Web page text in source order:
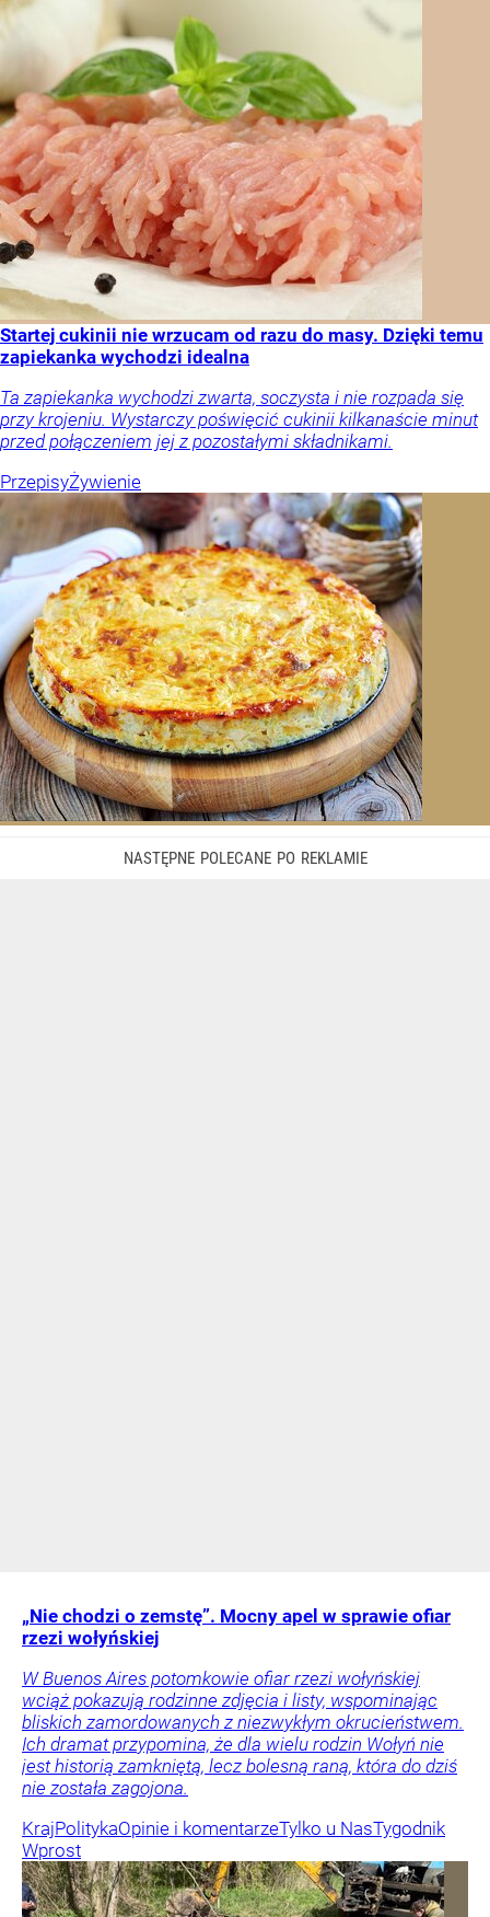
Startej cukinii nie wrzucam od razu do masy. Dzięki temu
zapiekanka wychodzi idealna
Ta zapiekanka wychodzi zwarta, soczysta i nie rozpada się
przy krojeniu. Wystarczy poświęcić cukinii kilkanaście minut
przed połączeniem jej z pozostałymi składnikami.
PrzepisyŻywienie
„Nie chodzi o zemstę”. Mocny apel w sprawie ofiar
rzezi wołyńskiej
W Buenos Aires potomkowie ofiar rzezi wołyńskiej
wciąż pokazują rodzinne zdjęcia i listy, wspominając
bliskich zamordowanych z niezwykłym okrucieństwem.
Ich dramat przypomina, że dla wielu rodzin Wołyń nie
jest historią zamkniętą, lecz bolesną raną, która do dziś
nie została zagojona.
KrajPolitykaOpinie i komentarzeTylko u NasTygodnik
Wprost